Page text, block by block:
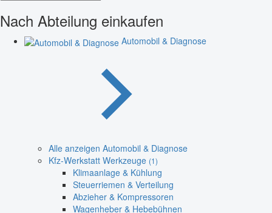
Nach Abteilung einkaufen
Automobil & Diagnose
Alle anzeigen Automobil & Diagnose
Kfz-Werkstatt Werkzeuge (1)
Klimaanlage & Kühlung
Steuerriemen & Verteilung
Abzieher & Kompressoren
Wagenheber & Hebebühnen